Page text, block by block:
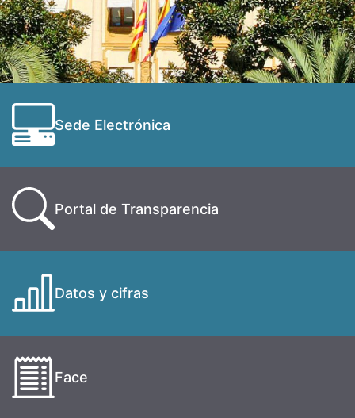
Sede Electrónica
Portal de Transparencia
Datos y cifras
Face